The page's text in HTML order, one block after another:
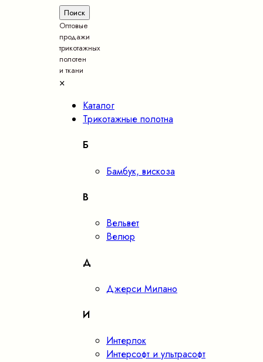
Оптовые
продажи
трикотажных
полотен
и ткани
×
Каталог
Трикотажные полотна
Б
Бамбук, вискоза
В
Вельвет
Велюр
Д
Джерси Милано
И
Интерлок
Интерсофт и ультрасофт